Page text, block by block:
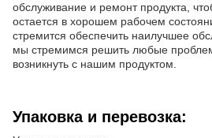
обслуживание и ремонт продукта,
остается в хорошем рабочем
стремится обеспечить наилучшее
мы стремимся решить любые
возникнуть с нашим продуктом.
Упаковка и перевозка: